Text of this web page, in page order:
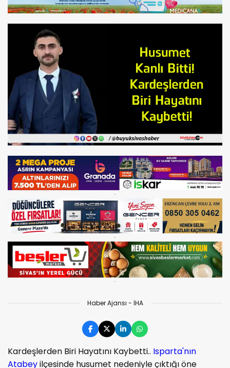
Haber Ajansı - İHA
Kardeşlerden Biri Hayatını Kaybetti.. Isparta'nın
Atabeyilçesinde husumet nedeniyle çıktığı öne